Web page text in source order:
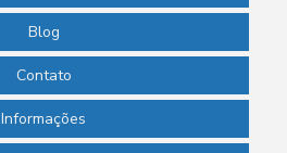
Blog
Contato
Informações